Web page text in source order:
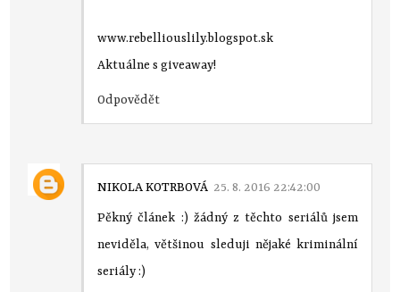
www.rebelliouslily.blogspot.sk
Aktuálne s giveaway!
Odpovědět
NIKOLA KOTRBOVÁ 25. 8. 2016 22:42:00
Pěkný článek :) žádný z těchto seriálů jsem
neviděla, většinou sleduji nějaké kriminální
seriály :)